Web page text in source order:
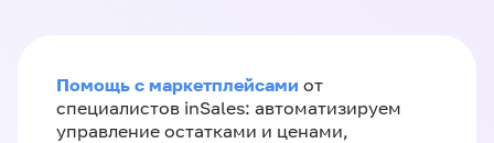
Помощь с маркетплейсами от
специалистов inSales: автоматизируем
управление остатками и ценами,